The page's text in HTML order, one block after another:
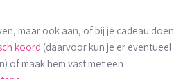
maar ook aan, of bij je cadeau doen.
koord (daarvoor kun je er eventueel
of maak hem vast met een